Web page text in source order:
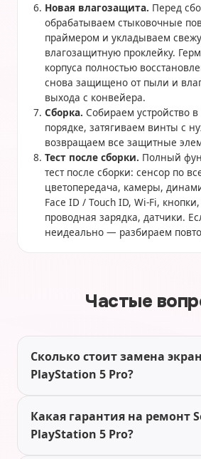
Новая влагозащита. Перед
обрабатываем стыковочные
праймером и укладываем
влагозащитную проклейку.
корпуса полностью
снова защищено от пыли и
выхода с конвейера.
Сборка. Собираем устройство
порядке, затягиваем винты с
возвращаем все защитные
Тест после сборки. Полный
тест после сборки: сенсор по
цветопередача, камеры,
Face ID / Touch ID, Wi-Fi,
проводная зарядка, датчики.
неидеально — разбираем
Частые
Сколько стоит замена
PlayStation 5 Pro?
Какая гарантия на ремонт
PlayStation 5 Pro?